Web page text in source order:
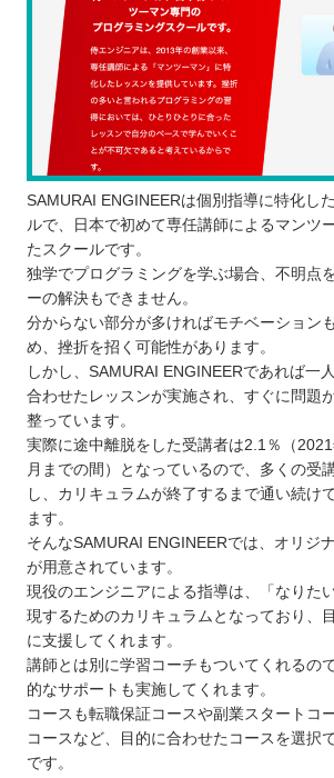
SAMURAI ENGINEERは個別指導に特化し
ルで、日本で初めて専任講師によるマンツ
たスクールです。
独学でプログラミングを学ぶ場合、不明点
ーの解決もできません。
分からない部分が多ければモチベーション
め、挫折を招く可能性があります。
しかし、SAMURAI ENGINEERであれば一
合わせたレッスンが実施され、すぐに問題
整っています。
実際に途中離脱をした受講者は2.1％（
月までの間）となっているので、多くの受
し、カリキュラムが終了するまで通い続け
ます。
そんなSAMURAI ENGINEERでは、オリジ
が用意されています。
現役のエンジニアによる指導は、「なりた
現するためのカリキュラムとなっており、
に支援してくれます。
講師とは別に学習コーチもついてくれるの
的なサポートも実施してくれます。
コースも転職保証コースや副業スタートコ
コースなど、目的に合わせたコースを選択
です。